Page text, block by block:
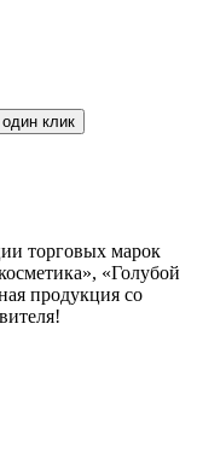
клик
торговых марок
«Голубой
продукция со